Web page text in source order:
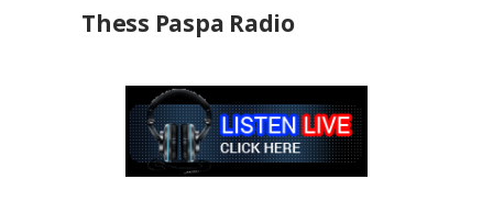
Thess Paspa Radio